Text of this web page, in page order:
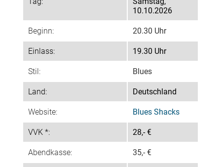
10.10.2026
Beginn: 20.30 Uhr
Einlass: 19.30 Uhr
Stil: Blues
Land: Deutschland
Website: Blues Shacks
VVK *: 28,- €
Abendkasse: 35,- €